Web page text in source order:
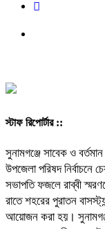
স্টাফ রিপোর্টার ::
সুনামগঞ্জে সাবেক ও
উপজেলা পরিষদ নির্বাচনে
সভাপতি ফজলে রাব্বী
রাতে শহরের পুরাতন
আয়োজন করা হয়।